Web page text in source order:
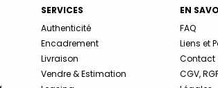
SERVICES
Authenticité
Encadrement
Livraison
Vendre & Estimation
EN
FAQ
Liens et
Contact
CGV,